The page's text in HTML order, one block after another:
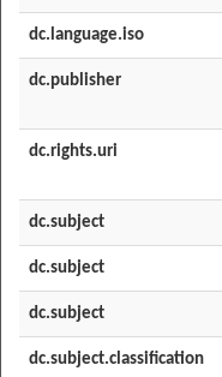
dc.language.iso
dc.publisher
dc.rights.uri
dc.subject
dc.subject
dc.subject
dc.subject.classification